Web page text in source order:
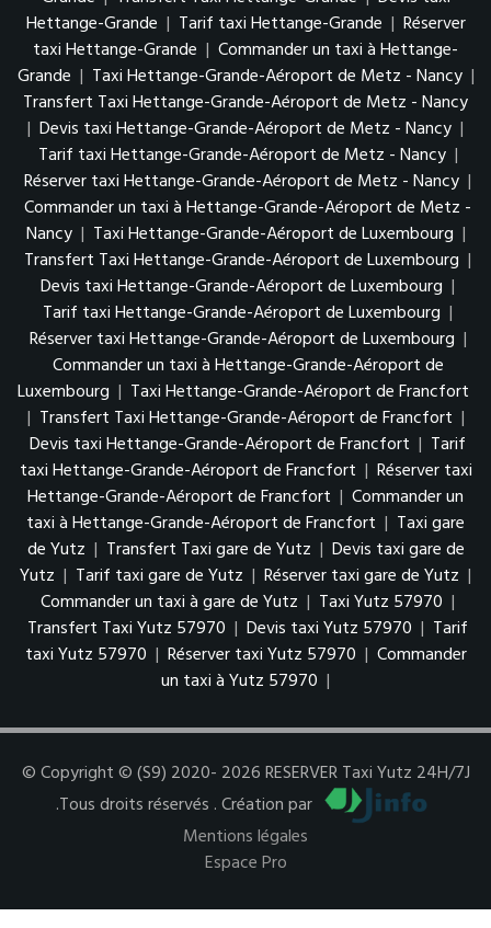
Hettange-Grande | Tarif taxi Hettange-Grande | Réserver
taxi Hettange-Grande | Commander un taxi à Hettange-
Grande | Taxi Hettange-Grande-Aéroport de Metz - Nancy |
Transfert Taxi Hettange-Grande-Aéroport de Metz - Nancy
| Devis taxi Hettange-Grande-Aéroport de Metz - Nancy |
Tarif taxi Hettange-Grande-Aéroport de Metz - Nancy |
Réserver taxi Hettange-Grande-Aéroport de Metz - Nancy |
Commander un taxi à Hettange-Grande-Aéroport de Metz -
Nancy | Taxi Hettange-Grande-Aéroport de Luxembourg |
Transfert Taxi Hettange-Grande-Aéroport de Luxembourg |
Devis taxi Hettange-Grande-Aéroport de Luxembourg |
Tarif taxi Hettange-Grande-Aéroport de Luxembourg |
Réserver taxi Hettange-Grande-Aéroport de Luxembourg |
Commander un taxi à Hettange-Grande-Aéroport de
Luxembourg | Taxi Hettange-Grande-Aéroport de Francfort
| Transfert Taxi Hettange-Grande-Aéroport de Francfort |
Devis taxi Hettange-Grande-Aéroport de Francfort | Tarif
taxi Hettange-Grande-Aéroport de Francfort | Réserver taxi
Hettange-Grande-Aéroport de Francfort | Commander un
taxi à Hettange-Grande-Aéroport de Francfort | Taxi gare
de Yutz | Transfert Taxi gare de Yutz | Devis taxi gare de
Yutz | Tarif taxi gare de Yutz | Réserver taxi gare de Yutz |
Commander un taxi à gare de Yutz | Taxi Yutz 57970 |
Transfert Taxi Yutz 57970 | Devis taxi Yutz 57970 | Tarif
taxi Yutz 57970 | Réserver taxi Yutz 57970 | Commander
un taxi à Yutz 57970 |
© Copyright © (S9) 2020- 2026 RESERVER Taxi Yutz 24H/7J
.Tous droits réservés . Création par
Mentions légales
Espace Pro